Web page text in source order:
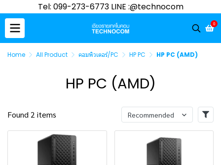
Tel: 099-273-6773 LINE :@technocom
0
Home All Product คอมพิวเตอร์/PC HP PC HP PC (AMD)
HP PC (AMD)
Found 2 items Recommended